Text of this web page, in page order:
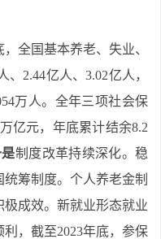
，全国基本养老、失业、
2.44亿人、3.02亿人，
万人。全年三项社会保
亿元，年底累计结余8.2
制度改革持续深化。稳
筹制度。个人养老金制
成效。 新就业形态就业
， 截至2023年底， 参保